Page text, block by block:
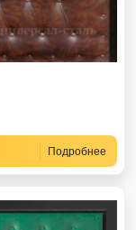
Подробнее